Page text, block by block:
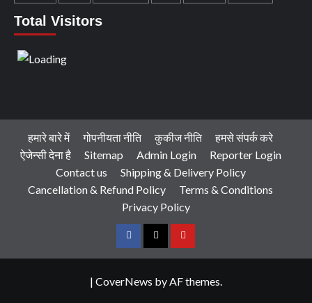
Total Visitors
हमारे बारे में गोपनीयता नीति कुकीज नीति
हमसे संपर्क करे
ऐजेन्सी देना है
Sitemap Admin Login
Reporter Login
Contact us
Shipping & Delivery Policy
Cancellation & Refund Policy
Terms & Conditions
Privacy Policy
FacebookTwitterYoutube
| CoverNews by AF themes.